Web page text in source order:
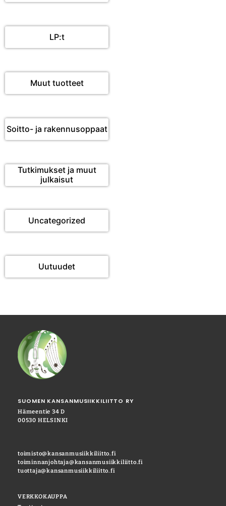
LP:t
Muut tuotteet
Soitto- ja rakennusoppaat
Tutkimukset ja muut
julkaisut
Uncategorized
Uutuudet
SUOMEN KANSANMUSIIKKILIITTO RY
Hämeentie 34 D
00530 HELSINKI
toimisto@kansanmusiikkiliitto.fi
toiminnanjohtaja@kansanmusiikkiliitto.fi
tuottaja@kansanmusiikkiliitto.fi
VERKKOKAUPPA